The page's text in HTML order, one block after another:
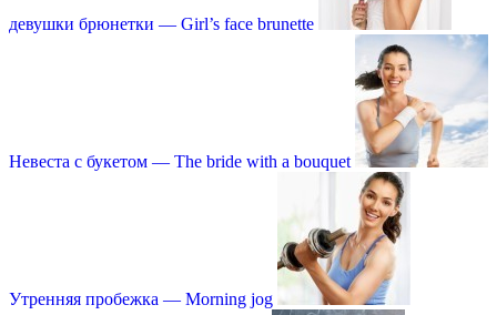
девушки брюнетки — Girl’s face brunette
Невеста с букетом — The bride with a bouquet
Утренняя пробежка — Morning jog